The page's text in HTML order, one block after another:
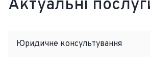
Актуальні
Юридичне консультування